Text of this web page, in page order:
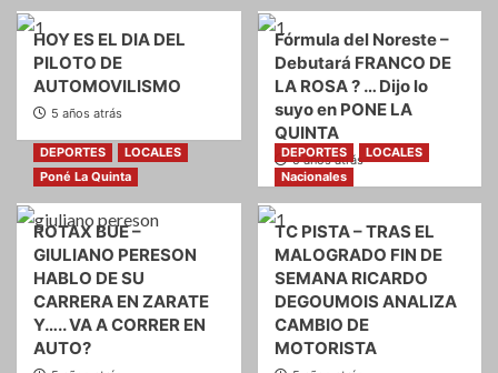
HOY ES EL DIA DEL
PILOTO DE
AUTOMOVILISMO
5 años atrás
Fórmula del Noreste –
Debutará FRANCO DE
LA ROSA ? … Dijo lo
suyo en PONE LA
QUINTA
5 años atrás
DEPORTES
LOCALES
Poné La Quinta
ROTAX BUE –
GIULIANO PERESON
HABLO DE SU
CARRERA EN ZARATE
Y….. VA A CORRER EN
AUTO?
DEPORTES
LOCALES
Nacionales
TC PISTA – TRAS EL
MALOGRADO FIN DE
SEMANA RICARDO
DEGOUMOIS ANALIZA
CAMBIO DE
MOTORISTA